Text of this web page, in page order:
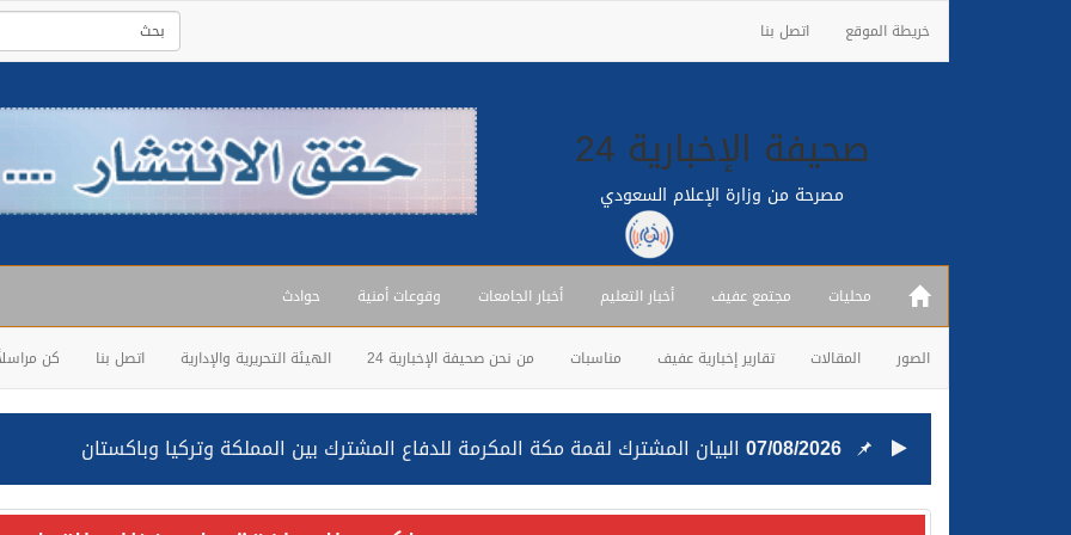
خريطة الموقع اتصل بنا
صحيفة الإخبارية 24
مصرحة من وزارة الإعلام السعودي
محليات مجتمع عفيف أخبار التعليم أخبار الجامعات وقوعات أمنية حوادث
الصور المقالات تقارير إخبارية عفيف مناسبات من نحن صحيفة الإخبارية 24 الهيئة التحريرية والإدارية اتصل بنا كن
07/08/2026 البيان المشترك لقمة مكة المكرمة للدفاع المشترك بين المملكة وتركيا وباكستان
25/07/2026قيادة القوات المشتركة للتحالف: نفذنا عملية رد عسكري متناسبة لأهداف عسكرية مشروعة تابعة